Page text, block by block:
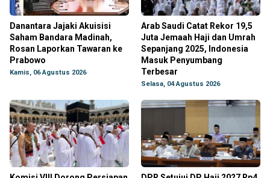
Danantara Jajaki Akuisisi
Saham Bandara Madinah,
Rosan Laporkan Tawaran ke
Prabowo
Kamis, 06 Agustus 2026
Arab Saudi Catat Rekor 19,5
Juta Jemaah Haji dan Umrah
Sepanjang 2025, Indonesia
Masuk Penyumbang
Terbesar
Selasa, 04 Agustus 2026